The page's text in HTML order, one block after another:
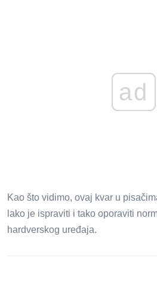
ad
Kao što vidimo, ovaj kvar u
lako je ispraviti i tako oporaviti
hardverskog uređaja.